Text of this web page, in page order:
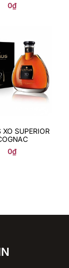
0₫
SUPERIOR
0₫